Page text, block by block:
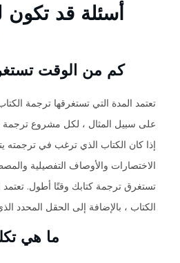
أسئلة قد
كم من الوقت
تعتمد المدة التي تستغرقها ترجمة
على سبيل المثال ، لكل مشروع ترجمة
إذا كان الكتاب الذي ترغب في ترجمته
الاختصارات والأوصاف التفصيلية
تستغرق ترجمة كتابك وقتًا أطول.
الكتاب ، بالإضافة إلى الحقل المحدد
ما هي